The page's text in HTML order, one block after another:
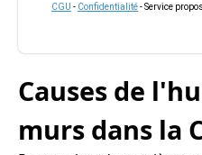
CGU - Confidentialité- Service
Causes de
murs dans la